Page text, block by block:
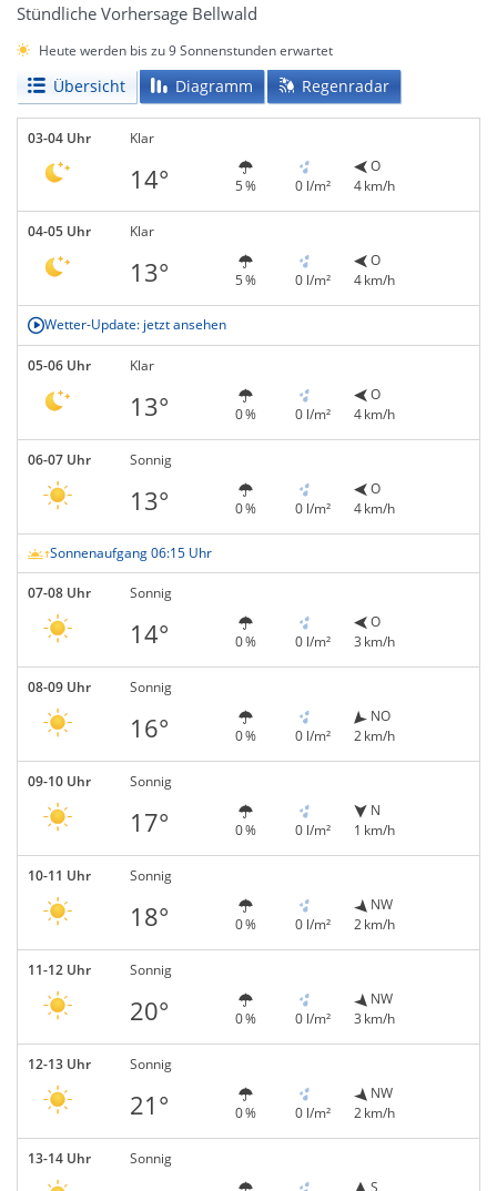
Stündliche Vorhersage Bellwald
Heute werden bis zu 9 Sonnenstunden erwartet
Übersicht Diagramm Regenradar
03-04 Uhr Klar
14° 5 % 0 l/m²
O
4 km/h
04-05 Uhr Klar
13° 5 % 0 l/m²
O
4 km/h
Wetter-Update: jetzt ansehen
05-06 Uhr Klar
13° 0 % 0 l/m²
O
4 km/h
06-07 Uhr Sonnig
13° 0 % 0 l/m²
O
4 km/h
Sonnenaufgang 06:15 Uhr
07-08 Uhr Sonnig
14° 0 % 0 l/m²
O
3 km/h
08-09 Uhr Sonnig
16° 0 % 0 l/m²
NO
2 km/h
09-10 Uhr Sonnig
17° 0 % 0 l/m²
N
1 km/h
10-11 Uhr Sonnig
18° 0 % 0 l/m²
NW
2 km/h
11-12 Uhr Sonnig
20° 0 % 0 l/m²
NW
3 km/h
12-13 Uhr Sonnig
21° 0 % 0 l/m²
NW
2 km/h
13-14 Uhr Sonnig
S